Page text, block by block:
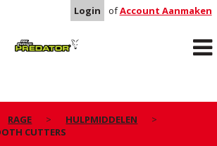
Login ofAccount Aanmaken
Predator
RAGE
HULPMIDDELEN
CUTTERS